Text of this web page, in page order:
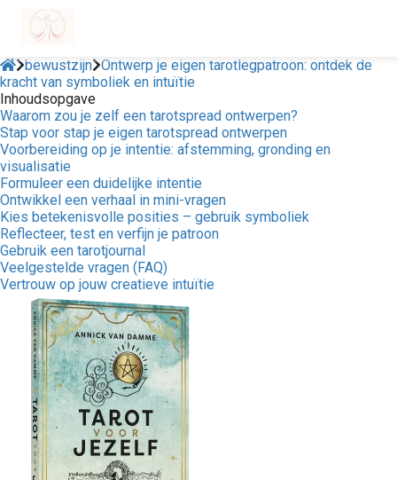
bewustzijn Ontwerp je eigen tarotlegpatroon: ontdek de
kracht van symboliek en intuïtie
Inhoudsopgave
Waarom zou je zelf een tarotspread ontwerpen?
Stap voor stap je eigen tarotspread ontwerpen
Voorbereiding op je intentie: afstemming, gronding en
visualisatie
Formuleer een duidelijke intentie
Ontwikkel een verhaal in mini-vragen
Kies betekenisvolle posities – gebruik symboliek
Reflecteer, test en verfijn je patroon
Gebruik een tarotjournal
Veelgestelde vragen (FAQ)
Vertrouw op jouw creatieve intuïtie